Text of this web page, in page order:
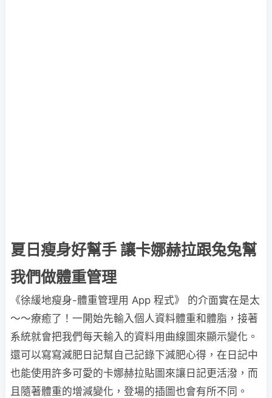
夏日瘦身好幫手 讓卡娜赫拉跟兔兔幫
我們做體重管理
《徐緩地瘦身-體重管理用 App 程式》 的介面實在是太
～～療癒了！一開始先輸入個人資料體重和體脂，接著
系統就會把我們每天輸入的資料用曲線圖來顯示變化。
還可以寫寫減肥日記幫自己記錄下減肥心得，在日記中
也能使用許多可愛的卡娜赫拉貼圖來讓日記更活潑，而
且隨著體重的增減變化，登場的插圖也會有所不同。